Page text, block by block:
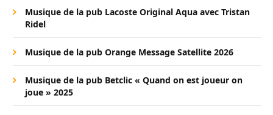
Musique de la pub Lacoste Original Aqua avec Tristan
Ridel
Musique de la pub Orange Message Satellite 2026
Musique de la pub Betclic « Quand on est joueur on
joue » 2025